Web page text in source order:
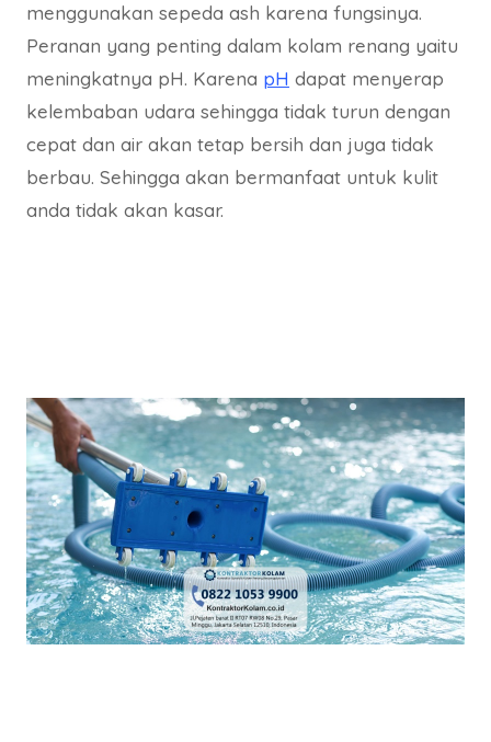
menggunakan sepeda ash karena fungsinya.
Peranan yang penting dalam kolam renang yaitu
meningkatnya pH. Karena pH dapat menyerap
kelembaban udara sehingga tidak turun dengan
cepat dan air akan tetap bersih dan juga tidak
berbau. Sehingga akan bermanfaat untuk kulit
anda tidak akan kasar.